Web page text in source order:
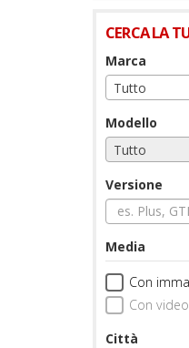
CERCA LA
Marca
Tutto
Modello
Tutto
Versione
Media
Con
Con
Città